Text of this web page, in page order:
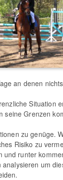
an denen
Situation
seine Grenzen
zu genüge.
Risiko zu
und runter
um